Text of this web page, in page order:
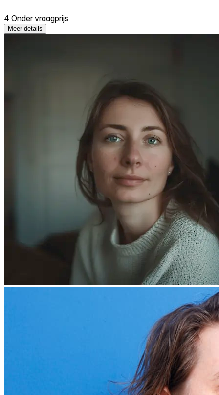
4 Onder vraagprijs
Meer details